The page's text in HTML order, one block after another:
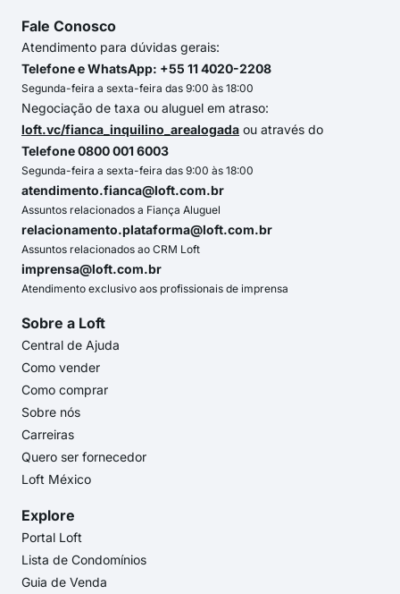
Fale Conosco
Atendimento para dúvidas gerais:
Telefone e WhatsApp: +55 11 4020-2208
Segunda-feira a sexta-feira das 9:00 às 18:00
Negociação de taxa ou aluguel em atraso:
loft.vc/fianca_inquilino_arealogada ou através do
Telefone 0800 001 6003
Segunda-feira a sexta-feira das 9:00 às 18:00
atendimento.fianca@loft.com.br
Assuntos relacionados a Fiança Aluguel
relacionamento.plataforma@loft.com.br
Assuntos relacionados ao CRM Loft
imprensa@loft.com.br
Atendimento exclusivo aos profissionais de imprensa
Sobre a Loft
Central de Ajuda
Como vender
Como comprar
Sobre nós
Carreiras
Quero ser fornecedor
Loft México
Explore
Portal Loft
Lista de Condomínios
Guia de Venda